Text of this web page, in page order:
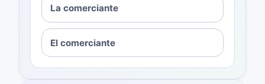
La comerciante
El comerciante